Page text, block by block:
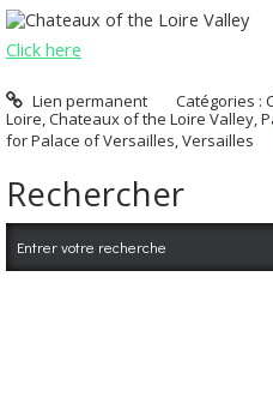
Click here
Lien permanent Catégories :
Loire,Chateaux of the Loire Valley,
for Palace of Versailles,Versailles
Rechercher